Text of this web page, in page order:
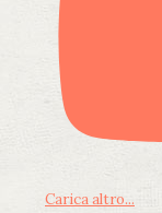
Carica altro...